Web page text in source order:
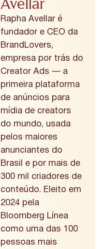
Avellar
Rapha Avellar é
fundador e CEO da
BrandLovers,
empresa por trás do
Creator Ads — a
primeira plataforma
de anúncios para
mídia de creators
do mundo, usada
pelos maiores
anunciantes do
Brasil e por mais de
300 mil criadores de
conteúdo. Eleito em
2024 pela
Bloomberg Línea
como uma das 100
pessoas mais